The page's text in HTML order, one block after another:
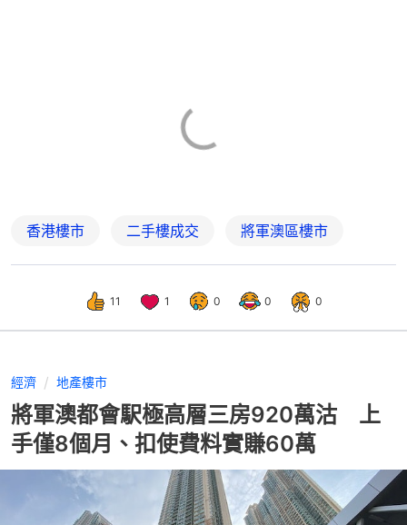
香港樓市 二手樓成交 將軍澳區樓市
11 1 0 0 0
經濟 地產樓市
將軍澳都會駅極高層三房920萬沽 上
手僅8個月、扣使費料實賺60萬